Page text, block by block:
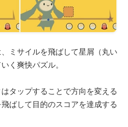
ミサイルを飛ばして星屑（丸い
く爽快パズル。
タップすることで方向を変える
ばして目的のスコアを達成する